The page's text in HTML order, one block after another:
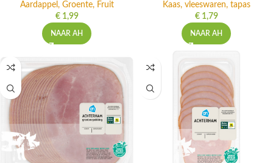
Aardappel, Groente, Fruit
€1,99
NAAR AH
Kaas, vleeswaren, tapas
€1,79
NAAR AH